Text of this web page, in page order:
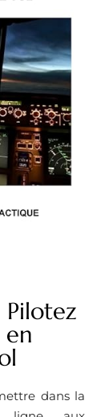
dans la